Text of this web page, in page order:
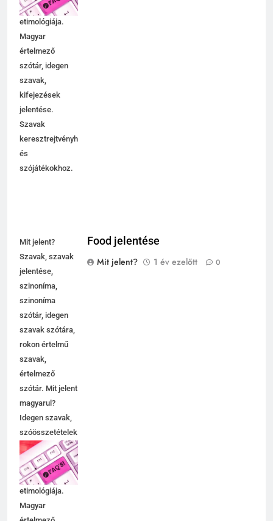
használata,
etimológiája.
Magyar
értelmező
szótár, idegen
szavak,
kifejezések
jelentése.
Szavak
keresztrejtvényhez
és
szójátékokhoz.
Mit jelent?
Szavak, szavak
jelentése,
szinoníma,
szinoníma
szótár, idegen
szavak szótára,
rokon értelmű
szavak,
értelmező
szótár. Mit jelent
magyarul?
Idegen szavak,
szóösszetételek
jelentése,
magyarázata,
használata,
etimológiája.
Magyar
Food jelentése
Mit jelent?
1 év ezelőtt 0